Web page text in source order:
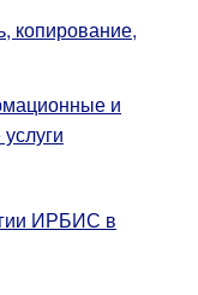
копирование,
и
ИРБИС в